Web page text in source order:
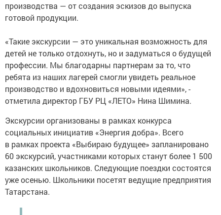
производства — от создания эскизов до выпуска
готовой продукции.
«Такие экскурсии — это уникальная возможность для
детей не только отдохнуть, но и задуматься о будущей
профессии. Мы благодарны партнерам за то, что
ребята из наших лагерей смогли увидеть реальное
производство и вдохновиться новыми идеями», -
отметила директор ГБУ РЦ «ЛЕТО» Нина Шимина.
Экскурсии организованы в рамках конкурса
социальных инициатив «Энергия добра». Всего
в рамках проекта «Выбираю будущее» запланировано
60 экскурсий, участниками которых станут более 1 500
казанских школьников. Следующие поездки состоятся
уже осенью. Школьники посетят ведущие предприятия
Татарстана.